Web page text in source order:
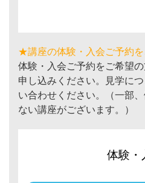
★講座の体験・入会ご予約
体験・入会ご予約をご希望
申し込みください。見学に
い合わせください。（一部
ない講座がございます。）
体験・